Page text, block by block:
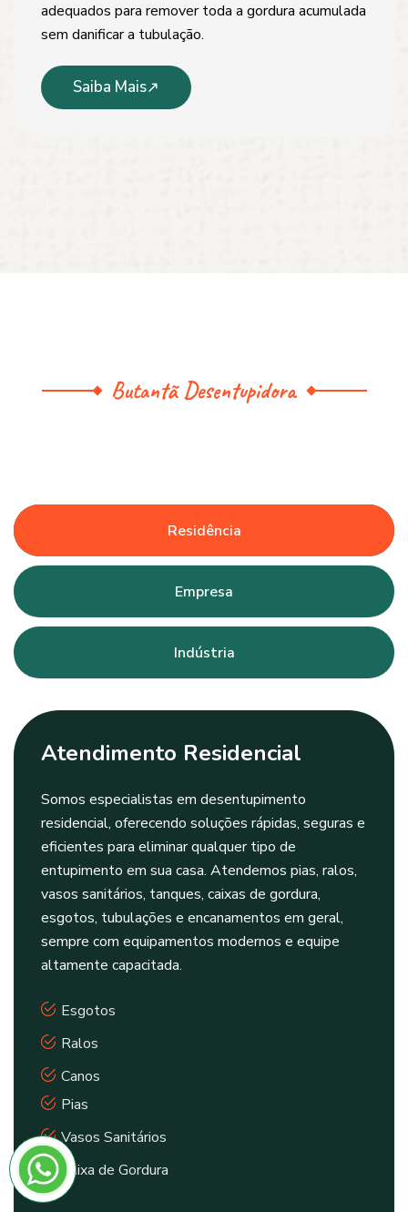
adequados para remover toda a gordura acumulada
sem danificar a tubulação.
Saiba Mais
Butantã Desentupidora
Residência
Empresa
Indústria
Atendimento Residencial
Somos especialistas em desentupimento
residencial, oferecendo soluções rápidas, seguras e
eficientes para eliminar qualquer tipo de
entupimento em sua casa. Atendemos pias, ralos,
vasos sanitários, tanques, caixas de gordura,
esgotos, tubulações e encanamentos em geral,
sempre com equipamentos modernos e equipe
altamente capacitada.
Esgotos
Ralos
Canos
Pias
Vasos Sanitários
Caixa de Gordura